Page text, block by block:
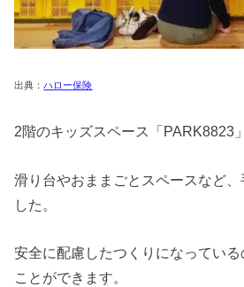
出典：ハロー保険
2階のキッズスペース「PARK8823」
滑り台やおままごとスペースなど、
した。
安全に配慮したつくりになってい
ことができます。